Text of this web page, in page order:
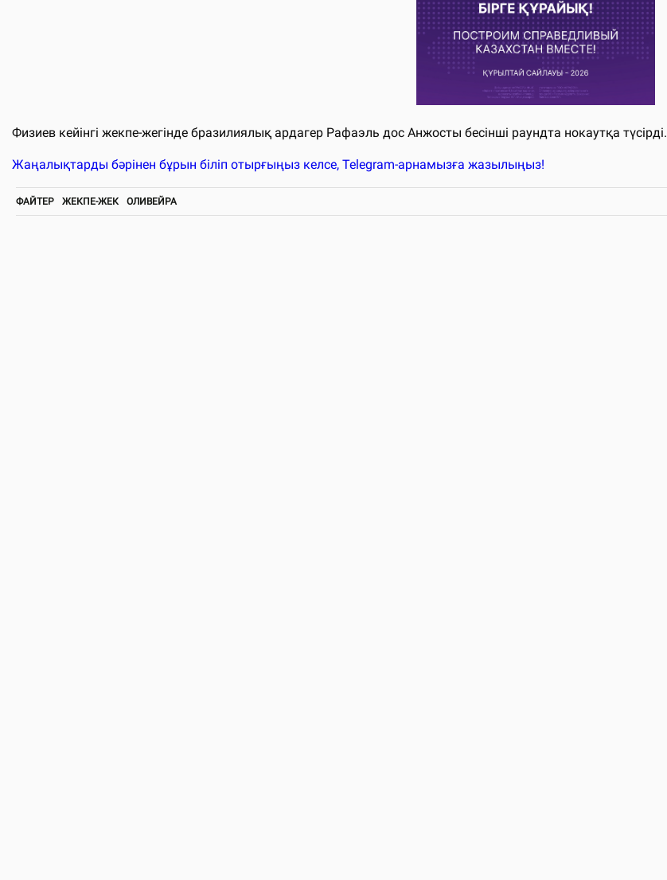
Физиев кейінгі жекпе-жегінде бразилиялық ардагер Рафаэль дос Анжосты бесінші раундта нокаутқа түсірді.
Жаңалықтарды бәрінен бұрын біліп отырғыңыз келсе, Telegram-арнамызға жазылыңыз!
ФАЙТЕР ЖЕКПЕ-ЖЕК ОЛИВЕЙРА